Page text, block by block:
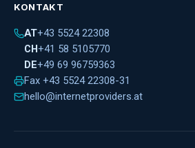
KONTAKT
AT+43 5524 22308
CH+41 58 5105770
DE+49 69 96759363
Fax +43 5524 22308-31